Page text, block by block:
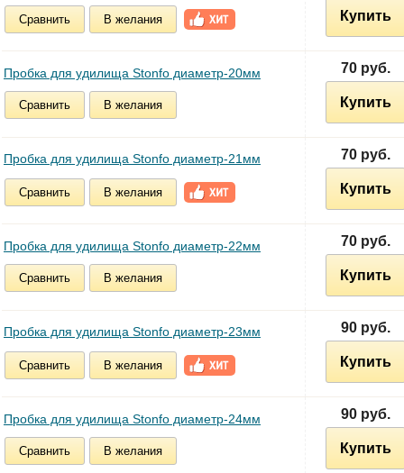
Сравнить В желания Купить
Пробка для удилища Stonfo диаметр-20мм
Сравнить В желания
70 руб.
Купить
Пробка для удилища Stonfo диаметр-21мм
Сравнить В желания
70 руб.
Купить
Пробка для удилища Stonfo диаметр-22мм
Сравнить В желания
70 руб.
Купить
Пробка для удилища Stonfo диаметр-23мм
Сравнить В желания
90 руб.
Купить
Пробка для удилища Stonfo диаметр-24мм
Сравнить В желания
90 руб.
Купить